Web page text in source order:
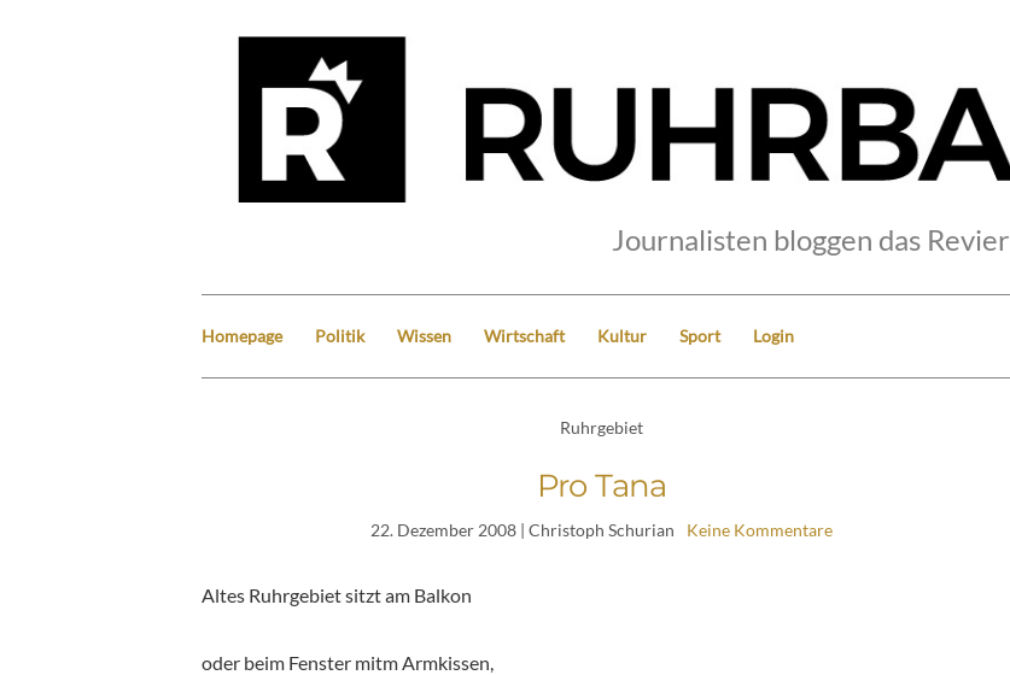
Journalisten bloggen das Revier
Homepage Politik Wissen Wirtschaft Kultur Sport Login
Ruhrgebiet
Pro Tana
22. Dezember 2008 | Christoph Schurian Keine Kommentare
Altes Ruhrgebiet sitzt am Balkon
oder beim Fenster mitm Armkissen,